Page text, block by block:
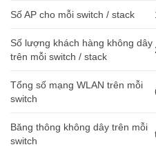
Số AP cho mỗi switch / stack
Số lượng khách hàng không dây
trên mỗi switch / stack
Tổng số mạng WLAN trên mỗi
switch
Băng thông không dây trên mỗi
switch